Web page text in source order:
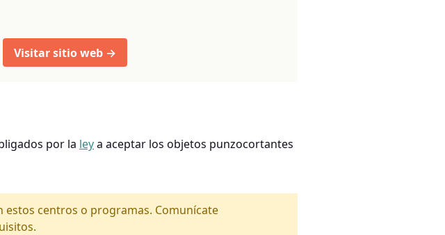
Visitar sitio web →
por la leya aceptar los objetos punzocortantes
estos centros o programas. Comunícate